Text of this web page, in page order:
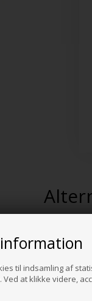
til indsamling af
Ved at klikke videre,